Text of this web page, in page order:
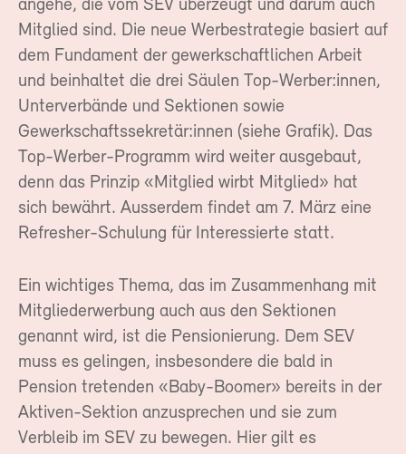
angehe, die vom SEV überzeugt und darum auch
Mitglied sind. Die neue Werbestrategie basiert auf
dem Fundament der gewerkschaftlichen Arbeit
und beinhaltet die drei Säulen Top-Werber:innen,
Unterverbände und Sektionen sowie
Gewerkschaftssekretär:innen (siehe Grafik). Das
Top-Werber-Programm wird weiter ausgebaut,
denn das Prinzip «Mitglied wirbt Mitglied» hat
sich bewährt. Ausserdem findet am 7. März eine
Refresher-Schulung für Interessierte statt.
Ein wichtiges Thema, das im Zusammenhang mit
Mitgliederwerbung auch aus den Sektionen
genannt wird, ist die Pensionierung. Dem SEV
muss es gelingen, insbesondere die bald in
Pension tretenden «Baby-Boomer» bereits in der
Aktiven-Sektion anzusprechen und sie zum
Verbleib im SEV zu bewegen. Hier gilt es